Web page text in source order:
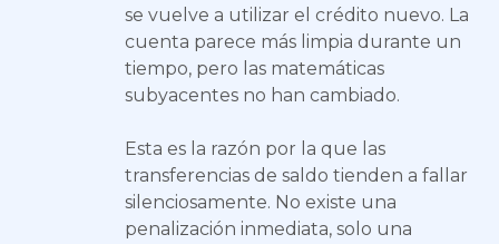
se vuelve a utilizar el crédito nuevo. La
cuenta parece más limpia durante un
tiempo, pero las matemáticas
subyacentes no han cambiado.
Esta es la razón por la que las
transferencias de saldo tienden a fallar
silenciosamente. No existe una
penalización inmediata, solo una